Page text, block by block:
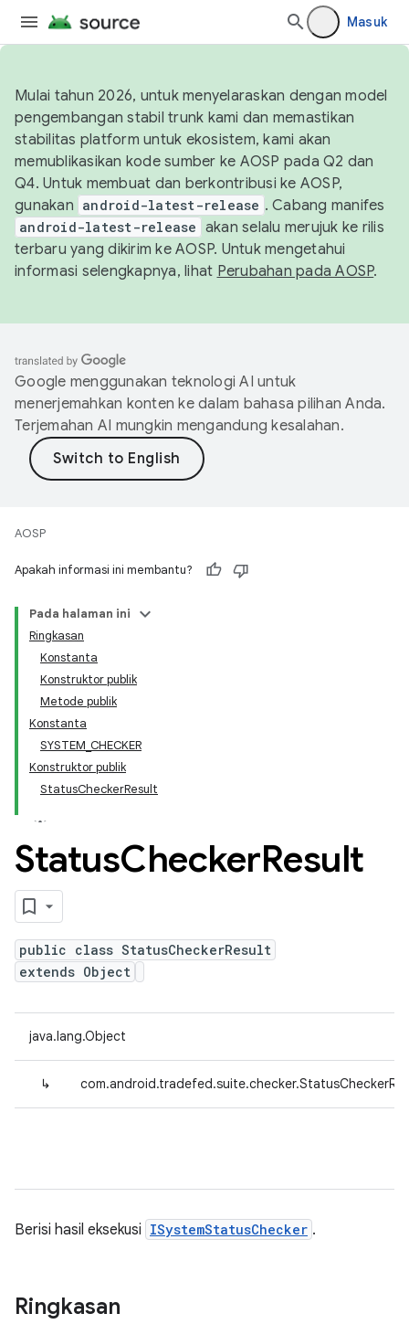
Masuk
Mulai tahun 2026, untuk menyelaraskan dengan model
pengembangan stabil trunk kami dan memastikan
stabilitas platform untuk ekosistem, kami akan
memublikasikan kode sumber ke AOSP pada Q2 dan
Q4. Untuk membuat dan berkontribusi ke AOSP,
gunakan android-latest-release . Cabang manifes
android-latest-release akan selalu merujuk ke rilis
terbaru yang dikirim ke AOSP. Untuk mengetahui
informasi selengkapnya, lihat Perubahan pada AOSP.
Google menggunakan teknologi AI untuk
menerjemahkan konten ke dalam bahasa pilihan Anda.
Terjemahan AI mungkin mengandung kesalahan.
AOSP
Apakah informasi ini membantu?
Pada halaman ini
Ringkasan
Konstanta
Konstruktor publik
Metode publik
Konstanta
SYSTEM_CHECKER
Konstruktor publik
StatusCheckerResult
StatusCheckerResult
public class StatusCheckerResult
extends Object
java.lang.Object
↳
Berisi hasil eksekusi ISystemStatusChecker .
Ringkasan